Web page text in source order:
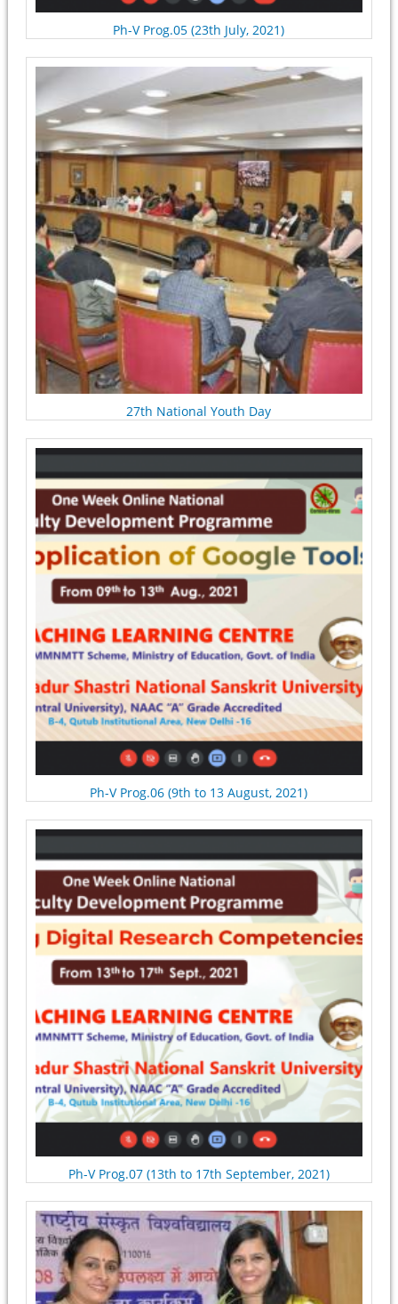
Ph-V Prog.05 (23th July, 2021)
27th National Youth Day
Ph-V Prog.06 (9th to 13 August, 2021)
Ph-V Prog.07 (13th to 17th September, 2021)